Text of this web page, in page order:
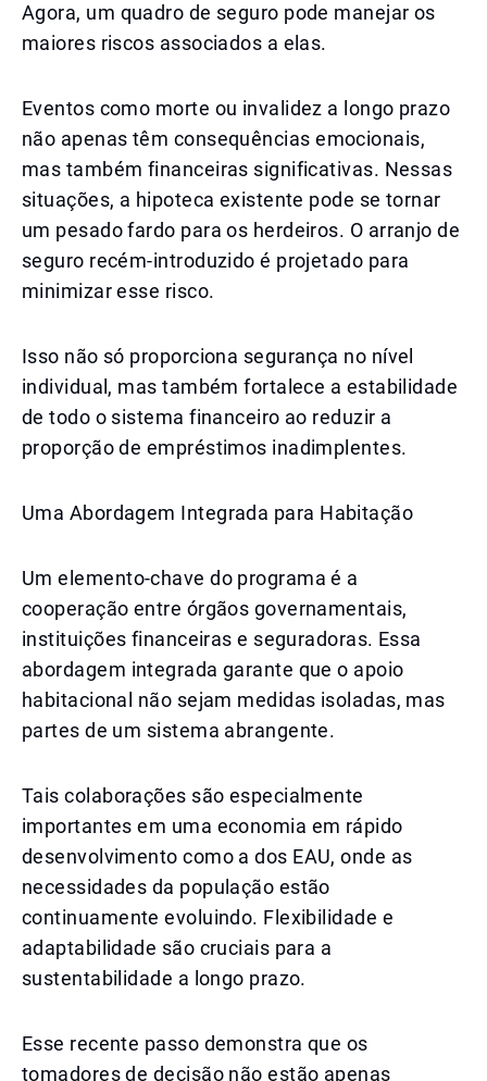
Agora, um quadro de seguro pode manejar os
maiores riscos associados a elas.
Eventos como morte ou invalidez a longo prazo
não apenas têm consequências emocionais,
mas também financeiras significativas. Nessas
situações, a hipoteca existente pode se tornar
um pesado fardo para os herdeiros. O arranjo de
seguro recém-introduzido é projetado para
minimizar esse risco.
Isso não só proporciona segurança no nível
individual, mas também fortalece a estabilidade
de todo o sistema financeiro ao reduzir a
proporção de empréstimos inadimplentes.
Uma Abordagem Integrada para Habitação
Um elemento-chave do programa é a
cooperação entre órgãos governamentais,
instituições financeiras e seguradoras. Essa
abordagem integrada garante que o apoio
habitacional não sejam medidas isoladas, mas
partes de um sistema abrangente.
Tais colaborações são especialmente
importantes em uma economia em rápido
desenvolvimento como a dos EAU, onde as
necessidades da população estão
continuamente evoluindo. Flexibilidade e
adaptabilidade são cruciais para a
sustentabilidade a longo prazo.
Esse recente passo demonstra que os
tomadores de decisão não estão apenas